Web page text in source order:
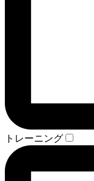
トレーニング